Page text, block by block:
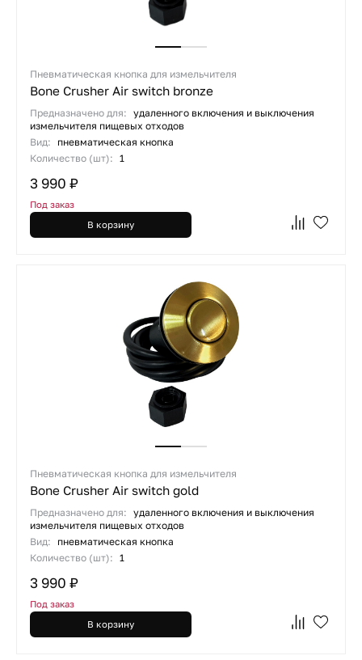
Пневматическая кнопка для измельчителя
Bone Crusher Air switch bronze
Предназначено для: удаленного включения и выключения
измельчителя пищевых отходов
Вид:
пневматическая кнопка
Количество (шт): 1
3 990 ₽
Под заказ
В корзину
Пневматическая кнопка для измельчителя
Bone Crusher Air switch gold
Предназначено для: удаленного включения и выключения
измельчителя пищевых отходов
Вид:
пневматическая кнопка
Количество (шт): 1
3 990 ₽
Под заказ
В корзину